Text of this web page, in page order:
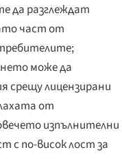
да разглеждат
част от
може да
срещу лицензирани
от
изпълнителни
с по-висок лост за